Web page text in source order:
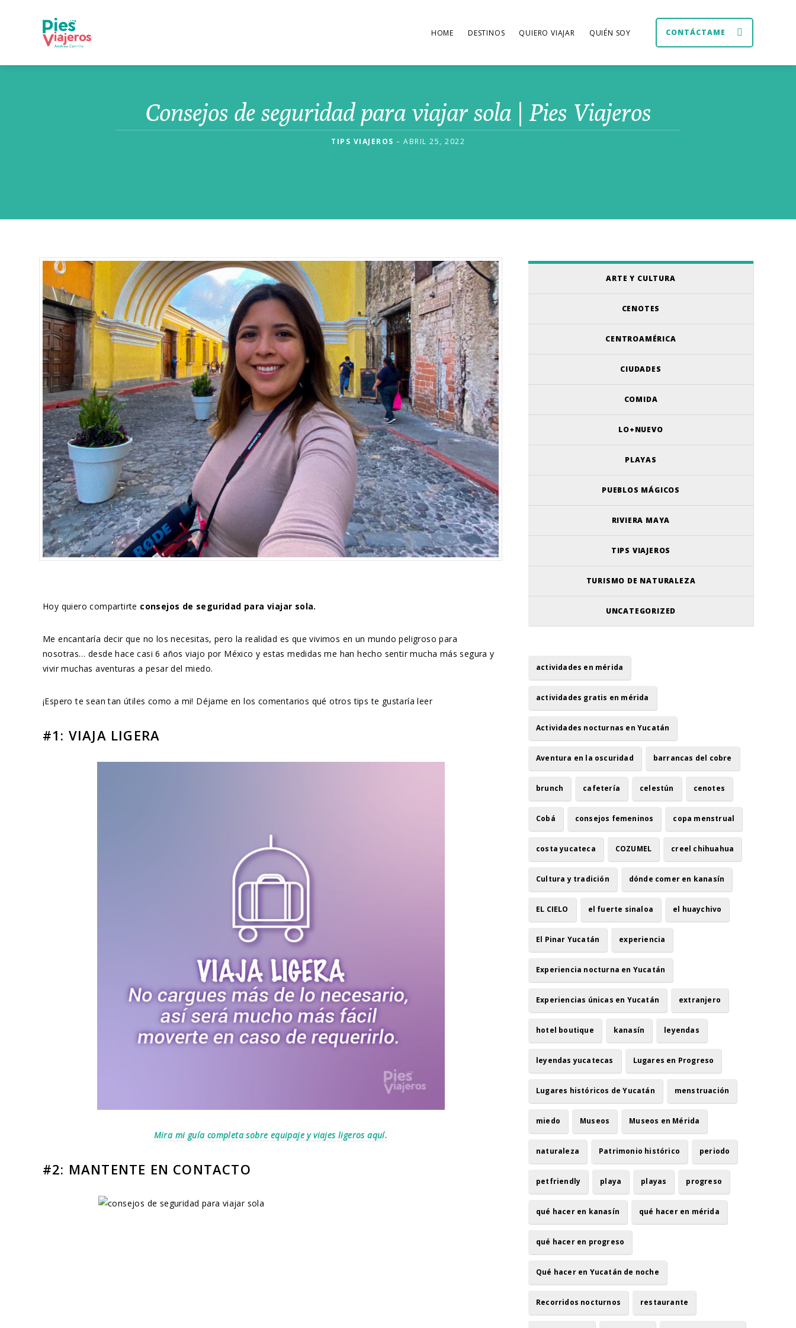
CONTÁCTAME
HOME DESTINOS QUIERO VIAJAR QUIÉN SOY
Consejos de seguridad para viajar sola | Pies Viajeros
TIPS VIAJEROS – ABRIL 25, 2022
Hoy quiero compartirte consejos de seguridad para viajar sola.
Me encantaría decir que no los necesitas, pero la realidad es que vivimos en un mundo peligroso para
nosotras… desde hace casi 6 años viajo por México y estas medidas me han hecho sentir mucha más segura y
vivir muchas aventuras a pesar del miedo.
¡Espero te sean tan útiles como a mi! Déjame en los comentarios qué otros tips te gustaría leer
#1: VIAJA LIGERA
Mira mi guía completa sobre equipaje y viajes ligeros aquí.
#2: MANTENTE EN CONTACTO
ARTE Y CULTURA
CENOTES
CENTROAMÉRICA
CIUDADES
COMIDA
LO+NUEVO
PLAYAS
PUEBLOS MÁGICOS
RIVIERA MAYA
TIPS VIAJEROS
TURISMO DE NATURALEZA
UNCATEGORIZED
actividades en mérida
actividades gratis en mérida
Actividades nocturnas en Yucatán
Aventura en la oscuridad barrancas del cobre
brunch cafetería celestún cenotes
Cobá consejos femeninos copa menstrual
costa yucateca COZUMEL creel chihuahua
Cultura y tradición dónde comer en kanasín
EL CIELO el fuerte sinaloa el huaychivo
El Pinar Yucatán experiencia
Experiencia nocturna en Yucatán
Experiencias únicas en Yucatán extranjero
hotel boutique kanasín leyendas
leyendas yucatecas Lugares en Progreso
Lugares históricos de Yucatán menstruación
miedo Museos Museos en Mérida
naturaleza Patrimonio histórico periodo
petfriendly playa playas progreso
qué hacer en kanasín qué hacer en mérida
qué hacer en progreso
Qué hacer en Yucatán de noche
Recorridos nocturnos restaurante